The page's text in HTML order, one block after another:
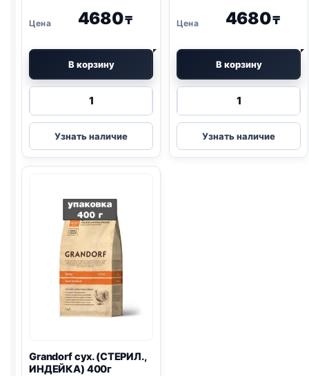
4680₸
В корзину
Количество
Grandorf
сух.
(СТЕРИЛ.,
Узнать наличие
4680₸
В корзину
Количество
Grandorf
сух.
(ДОМАШНИЕ,
Узнать наличие
Grandorf сух. (СТЕРИЛ.,
ИНДЕЙКА) 400г